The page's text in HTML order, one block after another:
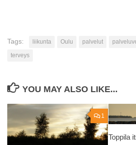
Tags: liikunta Oulu palvelut
terveys
YOU MAY ALSO LIKE...
1
Toppila